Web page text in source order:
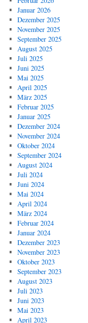
Januar 2026
Dezember 2025
November 2025
September 2025
August 2025
Juli 2025
Juni 2025
Mai 2025
April 2025
März 2025
Februar 2025
Januar 2025
Dezember 2024
November 2024
Oktober 2024
September 2024
August 2024
Juli 2024
Juni 2024
Mai 2024
April 2024
März 2024
Februar 2024
Januar 2024
Dezember 2023
November 2023
Oktober 2023
September 2023
August 2023
Juli 2023
Juni 2023
Mai 2023
April 2023